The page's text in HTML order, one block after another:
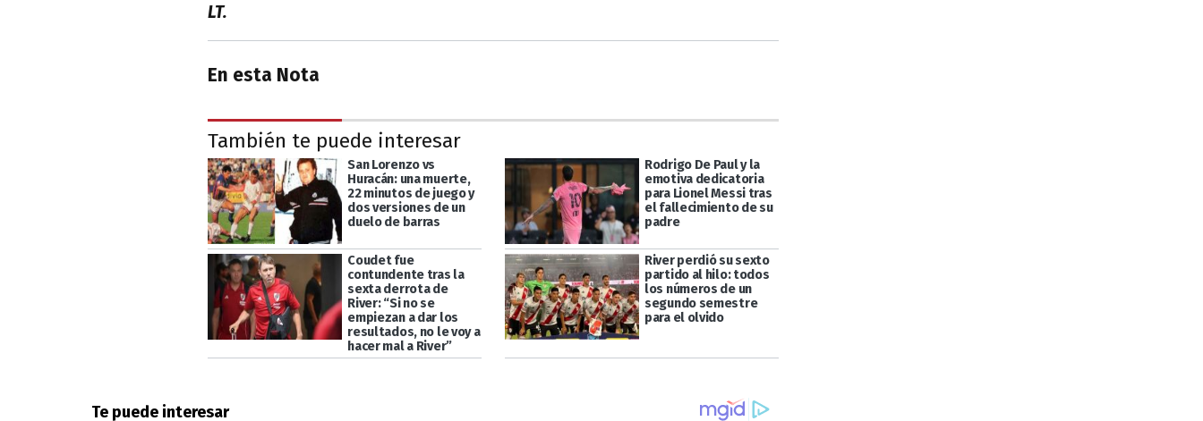
LT.
En esta Nota
También te puede interesar
San Lorenzo vs
Huracán: una muerte,
22 minutos de juego y
dos versiones de un
duelo de barras
Rodrigo De Paul y la
emotiva dedicatoria
para Lionel Messi tras
el fallecimiento de su
padre
Coudet fue
contundente tras la
sexta derrota de
River: “Si no se
empiezan a dar los
resultados, no le voy a
hacer mal a River”
River perdió su sexto
partido al hilo: todos
los números de un
segundo semestre
para el olvido